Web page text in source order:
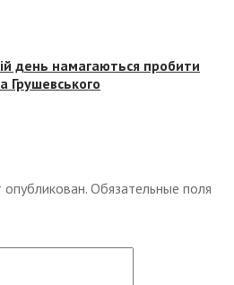
день намагаються пробити
Грушевського
Обязательные поля